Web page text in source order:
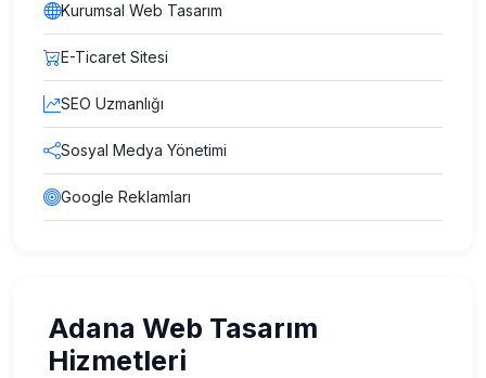
Kurumsal Web Tasarım
E-Ticaret Sitesi
SEO Uzmanlığı
Sosyal Medya Yönetimi
Google Reklamları
Adana Web Tasarım
Hizmetleri